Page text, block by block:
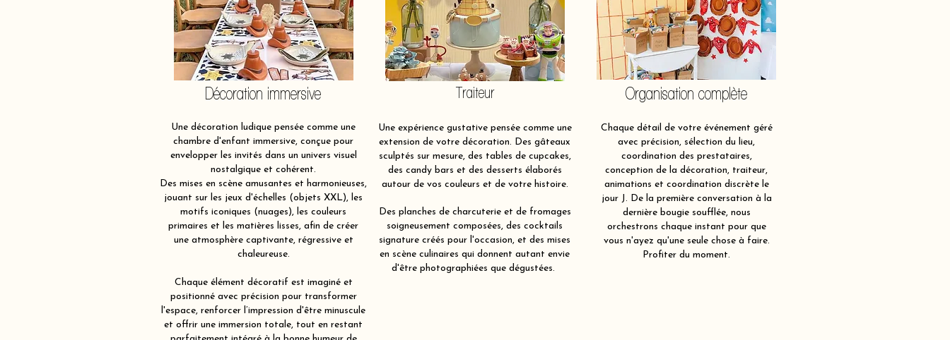
Décoration immersive
Une décoration ludique pensée comme une
chambre d'enfant immersive, conçue pour
envelopper les invités dans un univers visuel
nostalgique et cohérent.
Des mises en scène amusantes et harmonieuses,
jouant sur les jeux d'échelles (objets XXL), les
motifs iconiques (nuages), les couleurs
primaires et les matières lisses, afin de créer
une atmosphère captivante, régressive et
chaleureuse.
Chaque élément décoratif est imaginé et
positionné avec précision pour transformer
l'espace, renforcer l’impression d'être minuscule
et offrir une immersion totale, tout en restant
Traiteur
Une expérience gustative pensée comme une
extension de votre décoration. Des gâteaux
sculptés sur mesure, des tables de cupcakes,
des candy bars et des desserts élaborés
autour de vos couleurs et de votre histoire.
Des planches de charcuterie et de fromages
soigneusement composées, des cocktails
signature créés pour l'occasion, et des mises
en scène culinaires qui donnent autant envie
d'être photographiées que dégustées.
Organisation complète
Chaque détail de votre événement géré
avec précision, sélection du lieu,
coordination des prestataires,
conception de la décoration, traiteur,
animations et coordination discrète le
jour J. De la première conversation à la
dernière bougie soufflée, nous
orchestrons chaque instant pour que
vous n'ayez qu'une seule chose à faire.
Profiter du moment.